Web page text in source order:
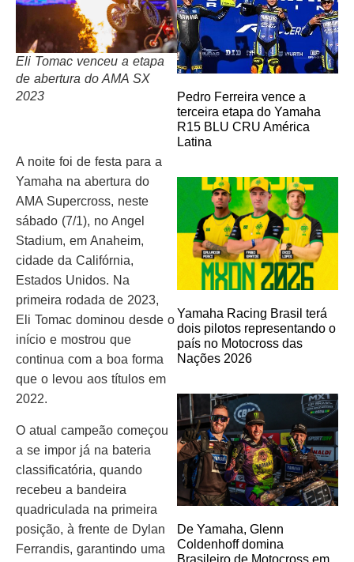
Eli Tomac venceu a etapa
de abertura do AMA SX
2023
A noite foi de festa para a
Yamaha na abertura do
AMA Supercross, neste
sábado (7/1), no Angel
Stadium, em Anaheim,
cidade da Califórnia,
Estados Unidos. Na
primeira rodada de 2023,
Eli Tomac dominou desde o
início e mostrou que
continua com a boa forma
que o levou aos títulos em
2022.
O atual campeão começou
a se impor já na bateria
classificatória, quando
recebeu a bandeira
quadriculada na primeira
posição, à frente de Dylan
Ferrandis, garantindo uma
Pedro Ferreira vence a
terceira etapa do Yamaha
R15 BLU CRU América
Latina
Yamaha Racing Brasil terá
dois pilotos representando o
país no Motocross das
Nações 2026
De Yamaha, Glenn
Coldenhoff domina